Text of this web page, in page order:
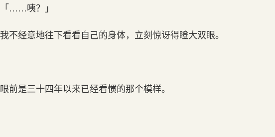
「……咦？」
我不经意地往下看看自己的身体，立刻惊讶得瞪大双眼。
眼前是三十四年以来已经看惯的那个模样。